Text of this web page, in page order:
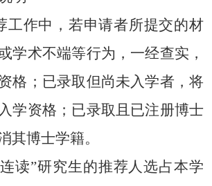
工作中，若申请者所提交的材
学术不端等行为，一经查实，
格；已录取但尚未入学者，将
学资格；已录取且已注册博士
其博士学籍。
读”研究生的推荐人选占本学